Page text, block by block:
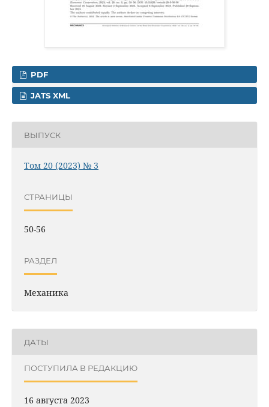
PDF
JATS XML
ВЫПУСК
Том 20 (2023) № 3
СТРАНИЦЫ
50-56
РАЗДЕЛ
Механика
ДАТЫ
ПОСТУПИЛА В РЕДАКЦИЮ
16 августа 2023